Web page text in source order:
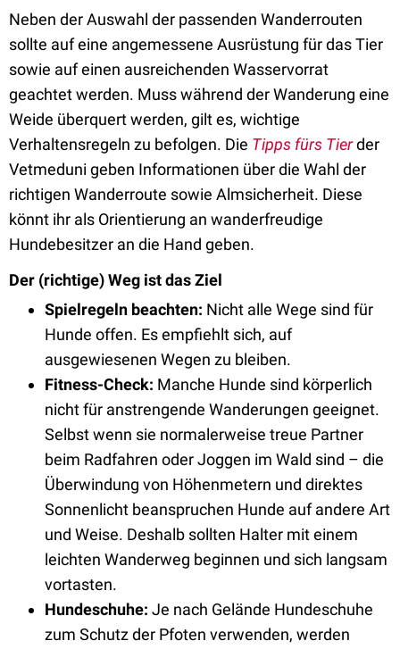
Neben der Auswahl der passenden Wanderrouten
sollte auf eine angemessene Ausrüstung für das Tier
sowie auf einen ausreichenden Wasservorrat
geachtet werden. Muss während der Wanderung eine
Weide überquert werden, gilt es, wichtige
Verhaltensregeln zu befolgen. Die Tipps fürs Tierder
Vetmeduni geben Informationen über die Wahl der
richtigen Wanderroute sowie Almsicherheit. Diese
könnt ihr als Orientierung an wanderfreudige
Hundebesitzer an die Hand geben.
Der (richtige) Weg ist das Ziel
Spielregeln beachten: Nicht alle Wege sind für
Hunde offen. Es empfiehlt sich, auf
ausgewiesenen Wegen zu bleiben.
Fitness-Check: Manche Hunde sind körperlich
nicht für anstrengende Wanderungen geeignet.
Selbst wenn sie normalerweise treue Partner
beim Radfahren oder Joggen im Wald sind – die
Überwindung von Höhenmetern und direktes
Sonnenlicht beanspruchen Hunde auf andere Art
und Weise. Deshalb sollten Halter mit einem
leichten Wanderweg beginnen und sich langsam
vortasten.
Hundeschuhe: Je nach Gelände Hundeschuhe
zum Schutz der Pfoten verwenden, werden